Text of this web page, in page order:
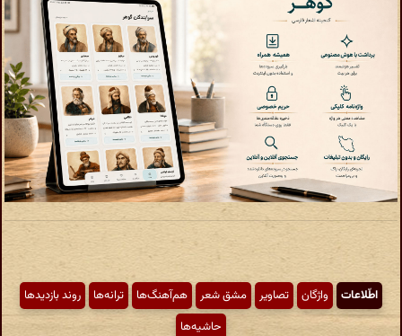
اطّلاعات واژگان تصاویر مشق شعر هم‌آهنگ‌ها ترانه‌ها
روند بازدیدها
حاشیه‌ها